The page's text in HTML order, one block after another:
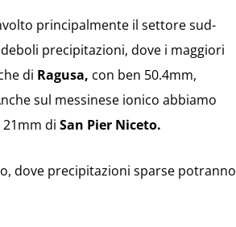
principalmente il settore sud-
precipitazioni, dove i maggiori
di Ragusa, con ben 50.4mm,
sul messinese ionico abbiamo
di San Pier Niceto.
dove precipitazioni sparse potranno